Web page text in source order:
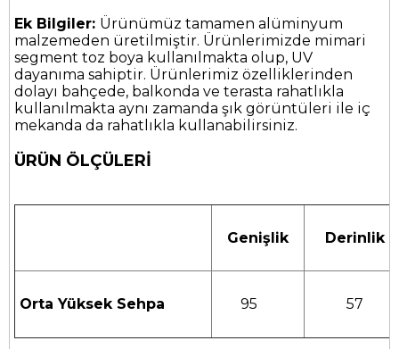
Ek Bilgiler: Ürünümüz tamamen alüminyum
malzemeden üretilmiştir. Ürünlerimizde mimari
segment toz boya kullanılmakta olup, UV
dayanıma sahiptir. Ürünlerimiz özelliklerinden
dolayı bahçede, balkonda ve terasta rahatlıkla
kullanılmakta aynı zamanda şık görüntüleri ile iç
mekanda da rahatlıkla kullanabilirsiniz.
ÜRÜN ÖLÇÜLERİ
Genişlik Derinlik
Orta Yüksek Sehpa 95 57